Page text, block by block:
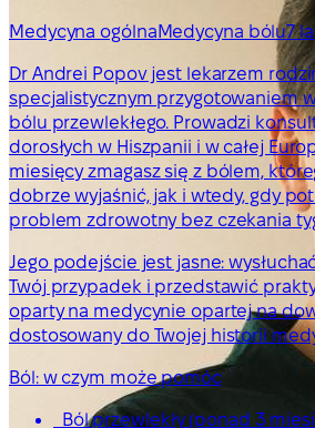
Medycyna ogólnaMedycyna bólu7
Dr Andrei Popov jest lekarzem
specjalistycznym przygotowaniem
bólu przewlekłego. Prowadzi
dorosłych w Hiszpanii i w całej
miesięcy zmagasz się z bólem,
dobrze wyjaśnić, jak i wtedy, gdy
problem zdrowotny bez czekania
Jego podejście jest jasne:
Twój przypadek i przedstawić
oparty na medycynie opartej na
dostosowany do Twojej historii
Ból: w czym może pomóc
Ból przewlekły (ponad 3